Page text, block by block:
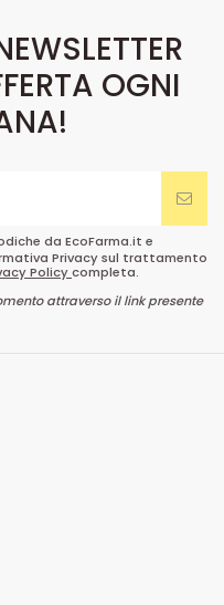
OGNI
da EcoFarma.it e
Privacy sul trattamento
Policycompleta.
attraverso il link presente